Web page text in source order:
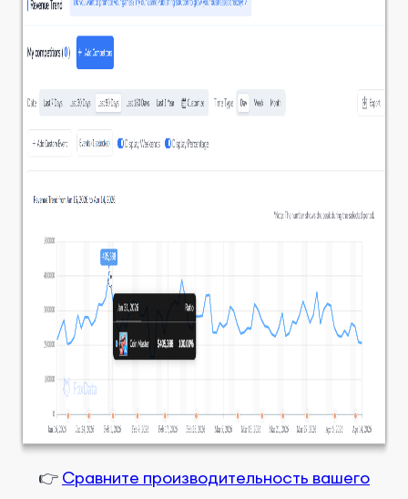
👉 Сравните производительность вашего